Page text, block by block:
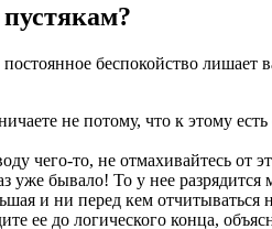
беспокойство лишает
не потому, что к этому
чего-то, не отмахивайтесь
уже бывало! То у нее
и ни перед кем отчитываться
ее до логического конца,